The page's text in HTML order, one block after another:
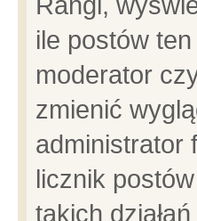
ile postów
moderator
zmienić
administrator
licznik
takich